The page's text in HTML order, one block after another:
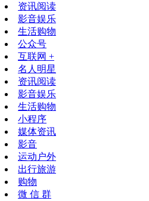
资讯阅读
影音娱乐
生活购物
公众号
互联网 +
名人明星
资讯阅读
影音娱乐
生活购物
小程序
媒体资讯
影音
运动户外
出行旅游
购物
微 信 群